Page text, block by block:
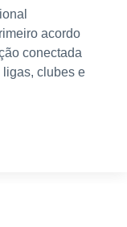
acordo
conectada
clubes e